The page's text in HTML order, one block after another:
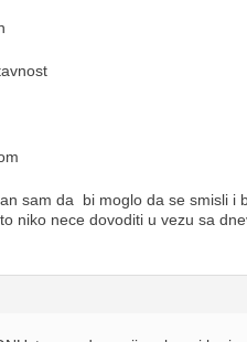
sam da bi moglo da se smisli i
niko nece dovoditi u vezu sa